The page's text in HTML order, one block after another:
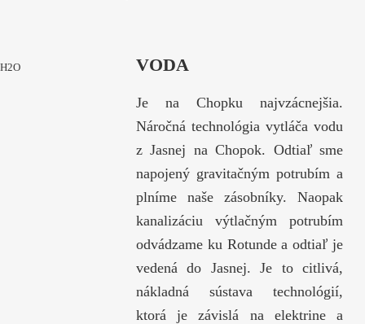
H2O VODA
Je na Chopku najvzácnejšia.
Náročná technológia vytláča vodu
z Jasnej na Chopok. Odtiaľ sme
napojený gravitačným potrubím a
plníme naše zásobníky. Naopak
kanalizáciu výtlačným potrubím
odvádzame ku Rotunde a odtiaľ je
vedená do Jasnej. Je to citlivá,
nákladná sústava technológií,
ktorá je závislá na elektrine a